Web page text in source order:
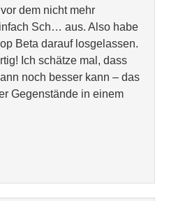
dem nicht mehr
Sch… aus. Also habe
Beta darauf losgelassen.
Ich schätze mal, dass
noch besser kann – das
Gegenstände in einem